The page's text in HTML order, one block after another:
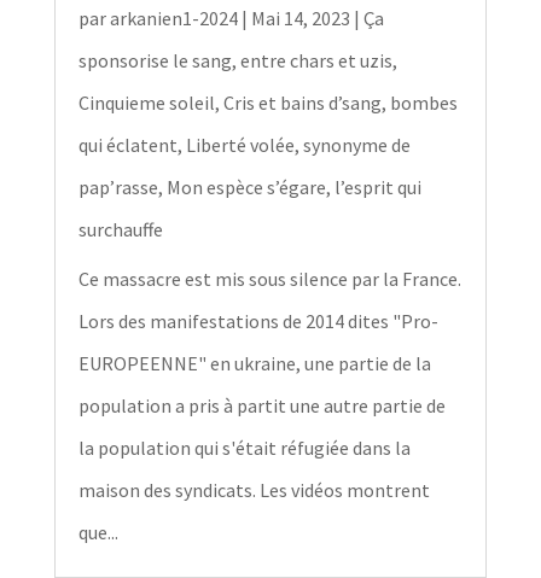
pararkanien1-2024| Mai 14, 2023 | Ça
sponsorise le sang, entre chars et uzis,
Cinquieme soleil, Cris et bains d’sang, bombes
qui éclatent, Liberté volée, synonyme de
pap’rasse, Mon espèce s’égare, l’esprit qui
surchauffe
Ce massacre est mis sous silence par la France.
Lors des manifestations de 2014 dites "Pro-
EUROPEENNE" en ukraine, une partie de la
population a pris à partit une autre partie de
la population qui s'était réfugiée dans la
maison des syndicats. Les vidéos montrent
que...